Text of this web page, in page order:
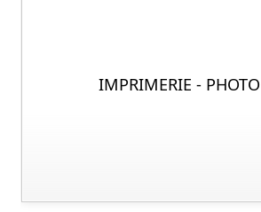
IMPRIMERIE - PHOTO